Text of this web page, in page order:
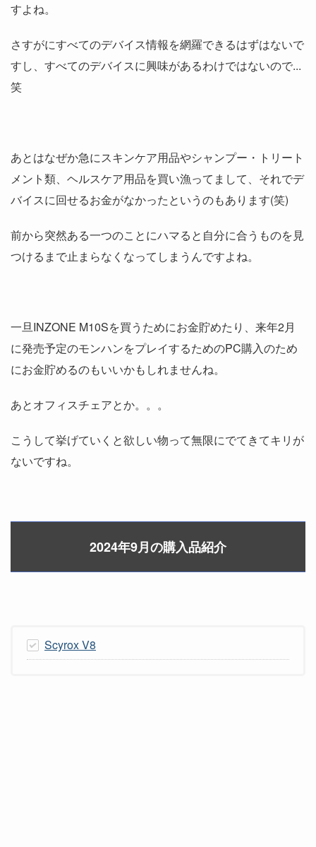
すよね。
さすがにすべてのデバイス情報を網羅できるはずはないで
すし、すべてのデバイスに興味があるわけではないので...
笑
あとはなぜか急にスキンケア用品やシャンプー・トリート
メント類、ヘルスケア用品を買い漁ってまして、それでデ
バイスに回せるお金がなかったというのもあります(笑)
前から突然ある一つのことにハマると自分に合うものを見
つけるまで止まらなくなってしまうんですよね。
一旦INZONE M10Sを買うためにお金貯めたり、来年2月
に発売予定のモンハンをプレイするためのPC購入のため
にお金貯めるのもいいかもしれませんね。
あとオフィスチェアとか。。。
こうして挙げていくと欲しい物って無限にでてきてキリが
ないですね。
2024年9月の購入品紹介
Scyrox V8